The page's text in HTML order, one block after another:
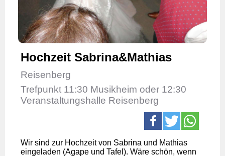
Hochzeit Sabrina&Mathias
Reisenberg
Trefpunkt 11:30 Musikheim oder 12:30
Veranstaltungshalle Reisenberg
Wir sind zur Hochzeit von Sabrina und Mathias
eingeladen (Agape und Tafel). Wäre schön, wenn